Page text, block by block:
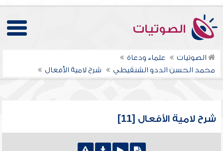
الصوتيات
الصوتيات
علماء ودعاة
محمد الحسن الددو الشنقيطي
شرح لامية الأفعال
شرح لامية الأفعال [11]